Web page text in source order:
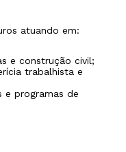
atuando em:
e construção civil;
trabalhista e
e programas de